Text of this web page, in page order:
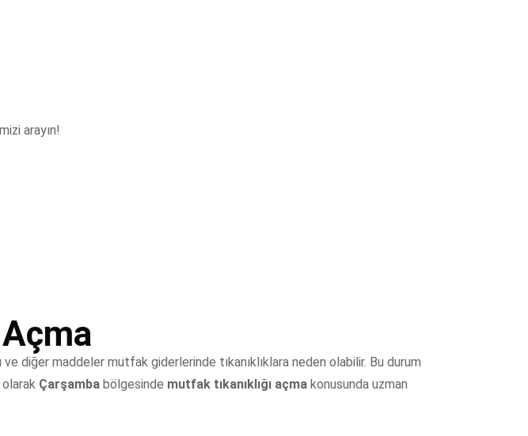
arayın!
diğer maddeler mutfak giderlerinde tıkanıklıklara neden olabilir. Bu durum
olarak Çarşamba bölgesinde mutfak tıkanıklığı açma konusunda uzman